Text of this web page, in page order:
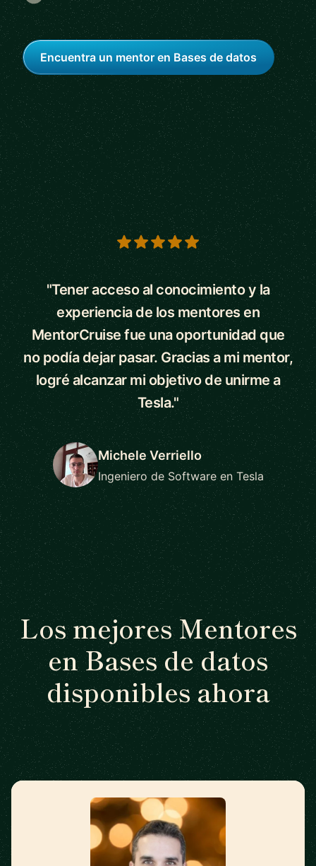
Encuentra un mentor en Bases de datos
5 out of 5 stars
"Tener acceso al conocimiento y la
experiencia de los mentores en
MentorCruise fue una oportunidad que
no podía dejar pasar. Gracias a mi mentor,
logré alcanzar mi objetivo de unirme a
Tesla."
Michele Verriello
Ingeniero de Software en Tesla
Los mejores Mentores
en Bases de datos
disponibles ahora